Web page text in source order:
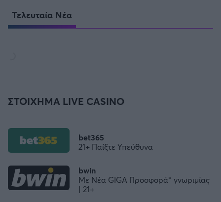
Τελευταία Νέα
ΣΤΟΙΧΗΜΑ LIVE CASINO
bwin
Με Νέα GIGA Προσφορά* γνωριμίας
| 21+
bet365
21+ Παίξτε Υπεύθυνα